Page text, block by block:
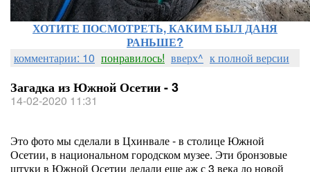
ХОТИТЕ ПОСМОТРЕТЬ, КАКИМ БЫЛ ДАНЯ
РАНЬШЕ?
комментарии: 10 понравилось! вверх^ к полной версии
Загадка из Южной Осетии - 3
14-02-2020 11:31
Это фото мы сделали в Цхинвале - в столице Южной
Осетии, в национальном городском музее. Эти бронзовые
штуки в Южной Осетии делали еще аж с 3 века до новой